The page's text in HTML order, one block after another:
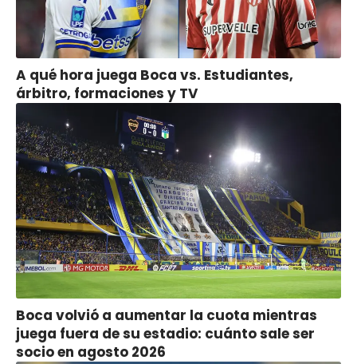
A qué hora juega Boca vs. Estudiantes,
árbitro, formaciones y TV
Boca volvió a aumentar la cuota mientras
juega fuera de su estadio: cuánto sale ser
socio en agosto 2026